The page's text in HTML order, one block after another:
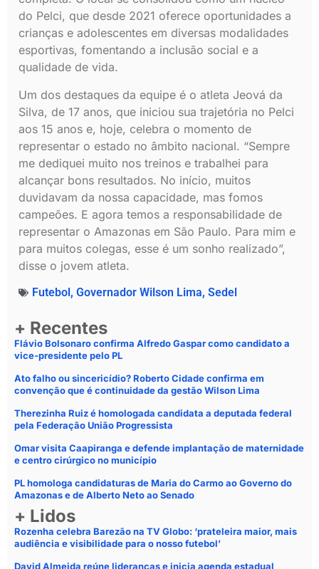
do Pelci, que desde 2021 oferece oportunidades a
crianças e adolescentes em diversas modalidades
esportivas, fomentando a inclusão social e a
qualidade de vida.
Um dos destaques da equipe é o atleta Jeová da
Silva, de 17 anos, que iniciou sua trajetória no Pelci
aos 15 anos e, hoje, celebra o momento de
representar o estado no âmbito nacional. “Sempre
me dediquei muito nos treinos e trabalhei para
alcançar bons resultados. No início, muitos
duvidavam da nossa capacidade, mas fomos
campeões. E agora temos a responsabilidade de
representar o Amazonas em São Paulo. Para mim e
para muitos colegas, esse é um sonho realizado”,
disse o jovem atleta.
Futebol, Governador Wilson Lima, Sedel
+ Recentes
Flávio Bolsonaro confirma Alfredo Gaspar como candidato a
vice-presidente pelo PL
Ato falho ou sincericídio? Roberto Cidade confirma em
convenção que é continuidade da gestão Wilson Lima
Therezinha Ruiz é homologada candidata a deputada federal
pela Federação União Progressista
Omar visita Caapiranga e defende implantação de maternidade
e centro cirúrgico no município
PL homologa candidaturas de Maria do Carmo ao Governo do
Amazonas e de Alberto Neto ao Senado
+ Lidos
Rozenha celebra Barezão na TV Globo: ‘prateleira maior, mais
audiência e visibilidade para o nosso futebol’
David Almeida reúne lideranças e inicia agenda estadual